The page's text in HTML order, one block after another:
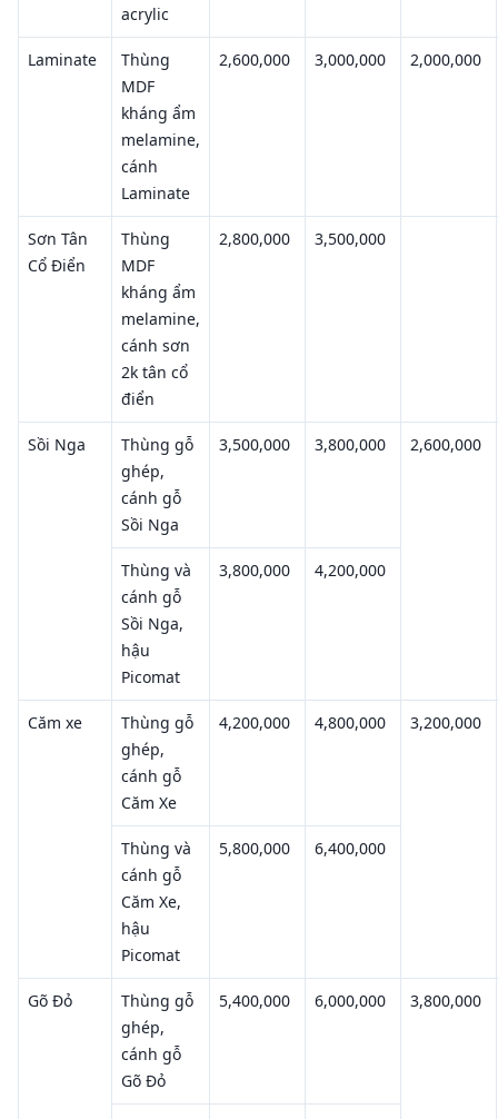
acrylic
Laminate
Thùng
MDF
kháng ẩm
melamine,
cánh
Laminate
2,600,000 3,000,000 2,000,000
Sơn Tân
Cổ Điển
Thùng
MDF
kháng ẩm
melamine,
cánh sơn
2k tân cổ
điển
2,800,000 3,500,000
Sồi Nga
Thùng gỗ
ghép,
cánh gỗ
Sồi Nga
3,500,000 3,800,000 2,600,000
Thùng và
cánh gỗ
Sồi Nga,
hậu
Picomat
3,800,000 4,200,000
Căm xe
Thùng gỗ
ghép,
cánh gỗ
Căm Xe
4,200,000 4,800,000 3,200,000
Thùng và
cánh gỗ
Căm Xe,
hậu
Picomat
5,800,000 6,400,000
Gõ Đỏ
Thùng gỗ
ghép,
cánh gỗ
Gõ Đỏ
5,400,000 6,000,000 3,800,000